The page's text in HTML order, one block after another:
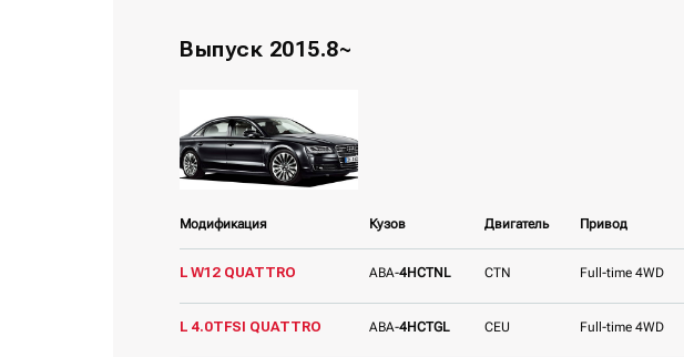
Выпуск 2015.8~
Модификация Кузов Двигатель Привод
L W12 QUATTRO ABA-4HCTNL CTN Full-time 4WD
L 4.0TFSI QUATTRO ABA-4HCTGL CEU Full-time 4WD